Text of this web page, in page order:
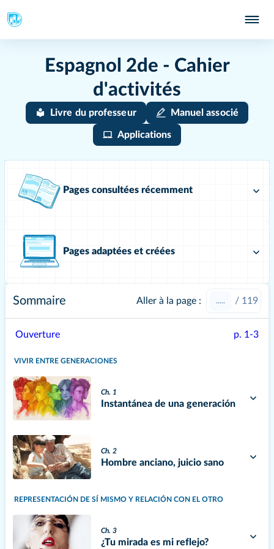
Espagnol 2de - Cahier
d'activités
Livre du professeur Manuel associé
Applications
Pages consultées récemment
Pages adaptées et créées
Sommaire Aller à la page : / 119
Ouverture p. 1-3
VIVIR ENTRE GENERACIONES
Ch. 1
Instantánea de una generación
Ch. 2
Hombre anciano, juicio sano
REPRESENTACIÓN DE SÍ MISMO Y RELACIÓN CON EL OTRO
Ch. 3
¿Tu mirada es mi reflejo?